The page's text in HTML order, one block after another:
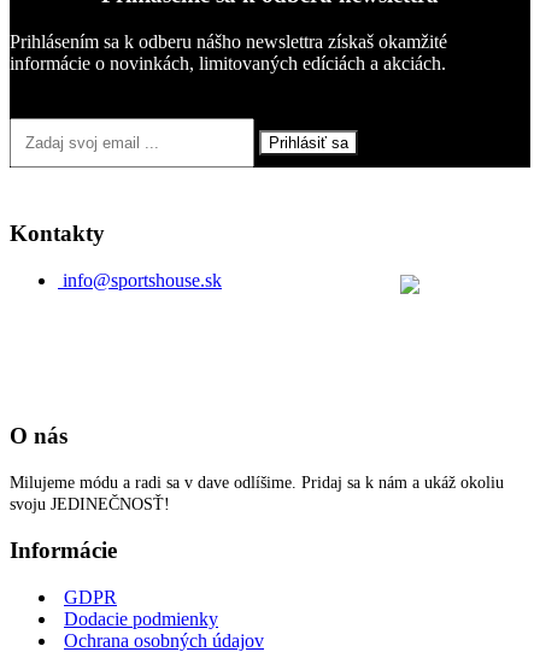
Prihlásením sa k odberu nášho newslettra získaš okamžité
informácie o novinkách, limitovaných edíciách a akciách.
Prihlásiť sa
Kontakty
info@sportshouse.sk
O nás
Milujeme módu a radi sa v dave odlíšime. Pridaj sa k nám a ukáž okoliu
svoju JEDINEČNOSŤ!
Informácie
GDPR
Dodacie podmienky
Ochrana osobných údajov